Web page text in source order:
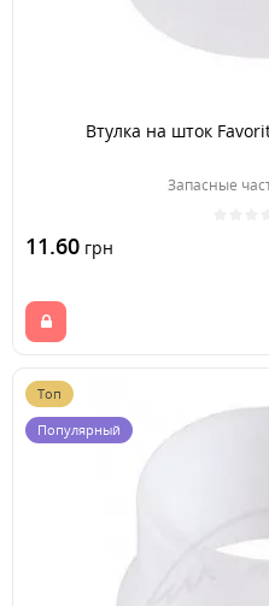
Втулка на шток
Запасные
11.60 грн
Топ
Популярный